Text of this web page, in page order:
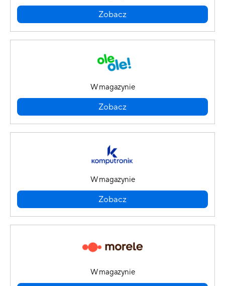
Zobacz
W magazynie
Zobacz
W magazynie
Zobacz
W magazynie